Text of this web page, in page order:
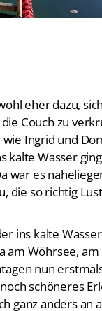
Couch zu
Ingrid und
Wasser
war es
die so richtig
ins kalte Wasser
am Wöhrsee,
nun
schöneres
ganz anders an
beim